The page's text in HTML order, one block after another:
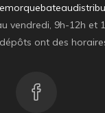
vendredi, 9h-12h et
ont des